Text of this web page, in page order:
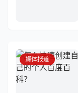
媒体报道